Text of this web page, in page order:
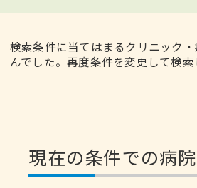
検索条件に当てはまるクリニック
んでした。再度条件を変更して検索
現在の条件での病